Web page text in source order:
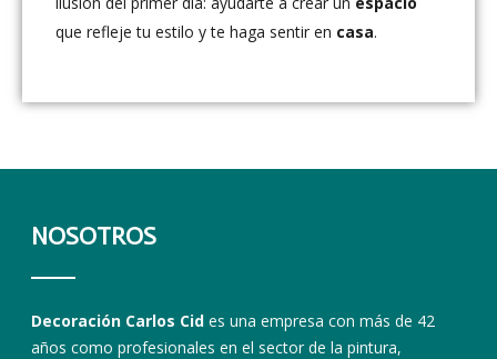
que refleje tu estilo y te haga sentir en casa.
NOSOTROS
Decoración Carlos Cid es una empresa con más de 42
años como profesionales en el sector de la pintura,